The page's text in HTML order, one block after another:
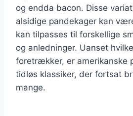
og endda bacon. Disse
alsidige pandekager kan
kan tilpasses til forskellige
og anledninger. Uanset
foretrækker, er amerikanske
tidløs klassiker, der fortsat
mange.